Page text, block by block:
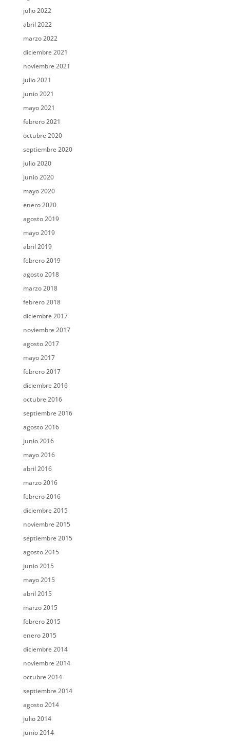
julio 2022
abril 2022
marzo 2022
diciembre 2021
noviembre 2021
julio 2021
junio 2021
mayo 2021
febrero 2021
octubre 2020
septiembre 2020
julio 2020
junio 2020
mayo 2020
enero 2020
agosto 2019
mayo 2019
abril 2019
febrero 2019
agosto 2018
marzo 2018
febrero 2018
diciembre 2017
noviembre 2017
agosto 2017
mayo 2017
febrero 2017
diciembre 2016
octubre 2016
septiembre 2016
agosto 2016
junio 2016
mayo 2016
abril 2016
marzo 2016
febrero 2016
diciembre 2015
noviembre 2015
septiembre 2015
agosto 2015
junio 2015
mayo 2015
abril 2015
marzo 2015
febrero 2015
enero 2015
diciembre 2014
noviembre 2014
octubre 2014
septiembre 2014
agosto 2014
julio 2014
junio 2014